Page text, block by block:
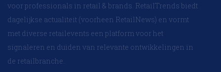
voor professionals in retail & brands. RetailTrends biedt
dagelijkse actualiteit (voorheen RetailNews) en vormt
met diverse retailevents een platform voor het
signaleren en duiden van relevante ontwikkelingen in
de retailbranche.